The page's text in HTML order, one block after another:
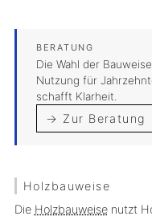
Die Wahl der
Nutzung für
schafft Klarheit.
→ Zur Beratung
Holzbauweise
Die Holzbauweisenutzt